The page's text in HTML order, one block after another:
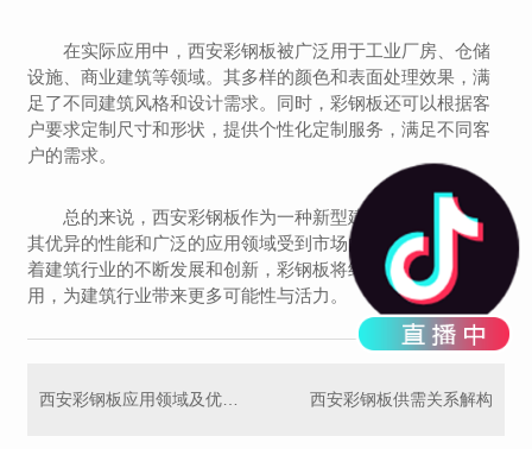
在实际应用中，西安彩钢板被广泛用于工业厂房、仓储
设施、商业建筑等领域。其多样的颜色和表面处理效果，满
足了不同建筑风格和设计需求。同时，彩钢板还可以根据客
户要求定制尺寸和形状，提供个性化定制服务，满足不同客
户的需求。
总的来说，西安彩钢板作为一种新型建筑装饰材料，以
其优异的性能和广泛的应用领域受到市场的青睐。未来，随
着建筑行业的不断发展和创新，彩钢板将继续发挥重要作
用，为建筑行业带来更多可能性与活力。
西安彩钢板供需关系解构